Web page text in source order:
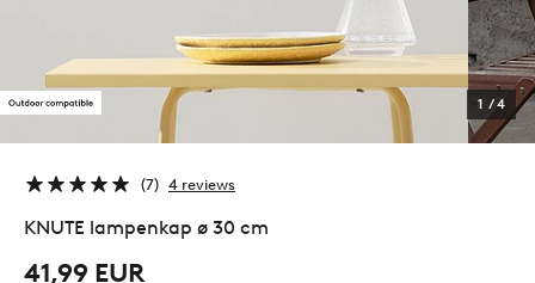
1 /4
7 4 reviews
KNUTE lampenkap ø 30 cm
41,99 EUR